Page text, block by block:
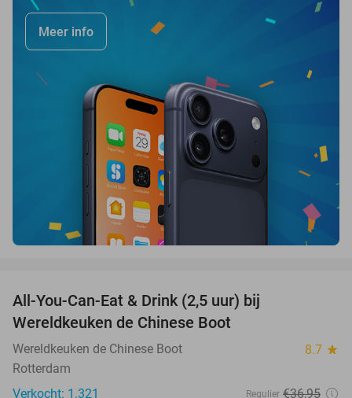
Meer info
All-You-Can-Eat & Drink (2,5 uur) bij
Wereldkeuken de Chinese Boot
Wereldkeuken de Chinese Boot 8.7 star
Rotterdam
Verkocht: 1.321
Regulier €36,95